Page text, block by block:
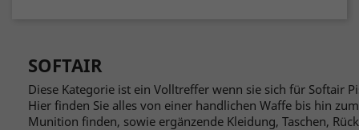
SOFTAIR
Diese Kategorie ist ein Volltreffer wenn sie sich für Softair
Hier finden Sie alles von einer handlichen Waffe bis hin
Munition finden, sowie ergänzende Kleidung, Taschen,